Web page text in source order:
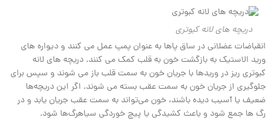
دریچه های لانه کبوتری
انقباضات عضلانی در ساق پاها به عنوان پمپ عمل می کنند و دیواره های
ورید الاستیک به بازگشت خون به قلب کمک می کنند. دریچه های لانه
کبوتری ریز در وریدها با جریان خون به سمت قلب باز می شوند و سپس برای
جلوگیری از جریان خون به سمت عقب بسته می شوند. اگر این دریچه‌ها
ضعیف یا آسیب دیده باشند، خون می‌تواند به سمت عقب جریان یابد و در
رگ ها جمع شود و باعث کشیدگی یا پیچ خوردگی سیاهرگ‌ها شود.